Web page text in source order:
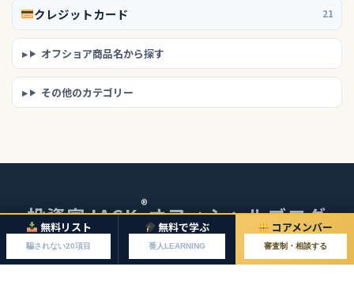
クレジットカード 21
オフショア商品名から探す
その他のカテゴリー
無料リスト
騙されない20項目
無料で学ぶ
番人LEARNING
コアメンバー
審査制・相談する
投資家JACK®オフィシャルブログ
© 2026 投資家JACKオフィシャルブログ